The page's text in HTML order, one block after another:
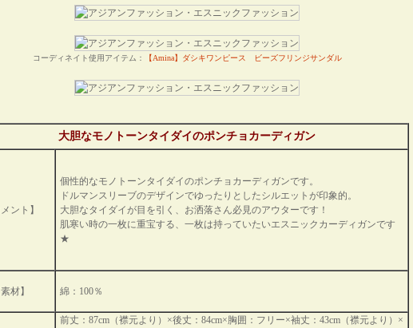
コーディネイト使用アイテム： 【Amina】ダシキワンピース ビーズフリンジサンダル
大胆なモノトーンタイダイのポンチョカーディガン
メント】
個性的なモノトーンタイダイのポンチョカーディガンです。
ドルマンスリーブのデザインでゆったりとしたシルエットが印象的。
大胆なタイダイが目を引く、お洒落さん必見のアウターです！
肌寒い時の一枚に重宝する、一枚は持っていたいエスニックカーディガンです
★
素材】 綿：100％
前丈：87cm（襟元より）×後丈：84cm×胸囲：フリー×袖丈：43cm（襟元より）×